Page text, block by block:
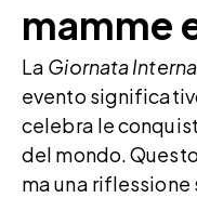
mamme
La Giornata
evento
celebra le
del mondo.
ma una